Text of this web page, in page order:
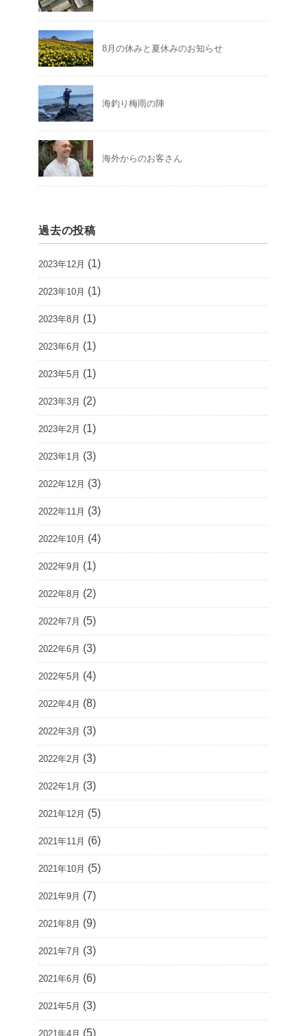
8月の休みと夏休みのお知らせ
海釣り梅雨の陣
海外からのお客さん
過去の投稿
2023年12月 (1)
2023年10月 (1)
2023年8月 (1)
2023年6月 (1)
2023年5月 (1)
2023年3月 (2)
2023年2月 (1)
2023年1月 (3)
2022年12月 (3)
2022年11月 (3)
2022年10月 (4)
2022年9月 (1)
2022年8月 (2)
2022年7月 (5)
2022年6月 (3)
2022年5月 (4)
2022年4月 (8)
2022年3月 (3)
2022年2月 (3)
2022年1月 (3)
2021年12月 (5)
2021年11月 (6)
2021年10月 (5)
2021年9月 (7)
2021年8月 (9)
2021年7月 (3)
2021年6月 (6)
2021年5月 (3)
2021年4月 (5)